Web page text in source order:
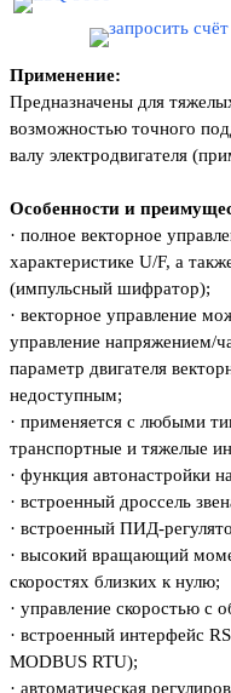
Применение:
Предназначены для
возможностью точного
валу электродвигателя
Особенности и
· полное векторное
характеристике U/F, а
(импульсный шифратор);
· векторное управление
управление напряжением/
параметр двигателя
недоступным;
· применяется с любыми
транспортные и тяжелые
· функция автонастройки
· встроенный дроссель
· встроенный ПИД-
· высокий вращающий
скоростях близких к нулю;
· управление скоростью с
· встроенный интерфейс
MODBUS RTU);
· автоматическая